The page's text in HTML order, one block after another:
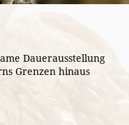
Dauerausstellung
Grenzen hinaus